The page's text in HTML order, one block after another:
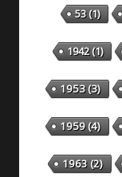
53(1)
1942(1)
1953(3)
1959(4)
1963(2)